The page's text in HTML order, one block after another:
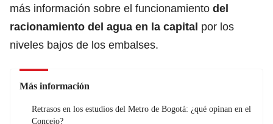
más información sobre el funcionamiento del
racionamiento del agua en la capital por los
niveles bajos de los embalses.
Más información
Retrasos en los estudios del Metro de Bogotá: ¿qué opinan en el
Concejo?